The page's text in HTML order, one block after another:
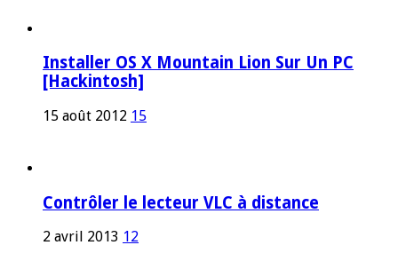
Installer OS X Mountain Lion Sur Un PC
[Hackintosh]
15 août 2012 15
Contrôler le lecteur VLC à distance
2 avril 2013 12